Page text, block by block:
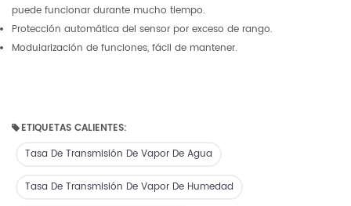
puede funcionar durante mucho tiempo.
Protección automática del sensor por exceso de rango.
Modularización de funciones, fácil de mantener.
ETIQUETAS CALIENTES:
Tasa De Transmisión De Vapor De Agua
Tasa De Transmisión De Vapor De Humedad